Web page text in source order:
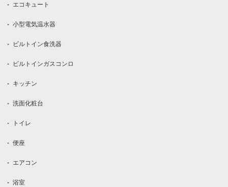
エコキュート
小型電気温水器
ビルトイン食洗器
ビルトインガスコンロ
キッチン
洗面化粧台
トイレ
便座
エアコン
浴室